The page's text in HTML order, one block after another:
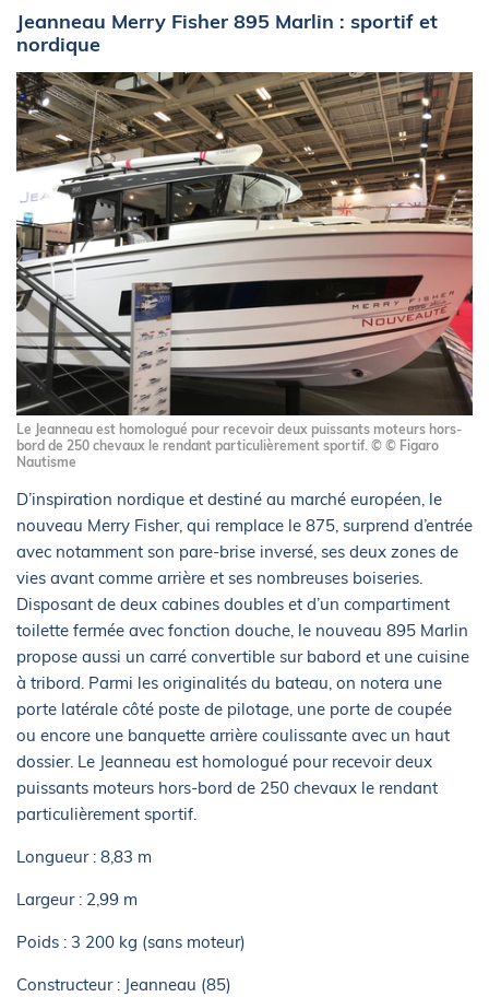
Jeanneau Merry Fisher 895 Marlin : sportif et
nordique
Le Jeanneau est homologué pour recevoir deux puissants moteurs hors-
bord de 250 chevaux le rendant particulièrement sportif. © © Figaro
Nautisme
D’inspiration nordique et destiné au marché européen, le
nouveau Merry Fisher, qui remplace le 875, surprend d’entrée
avec notamment son pare-brise inversé, ses deux zones de
vies avant comme arrière et ses nombreuses boiseries.
Disposant de deux cabines doubles et d’un compartiment
toilette fermée avec fonction douche, le nouveau 895 Marlin
propose aussi un carré convertible sur babord et une cuisine
à tribord. Parmi les originalités du bateau, on notera une
porte latérale côté poste de pilotage, une porte de coupée
ou encore une banquette arrière coulissante avec un haut
dossier. Le Jeanneau est homologué pour recevoir deux
puissants moteurs hors-bord de 250 chevaux le rendant
particulièrement sportif.
Longueur : 8,83 m
Largeur : 2,99 m
Poids : 3 200 kg (sans moteur)
Constructeur : Jeanneau (85)